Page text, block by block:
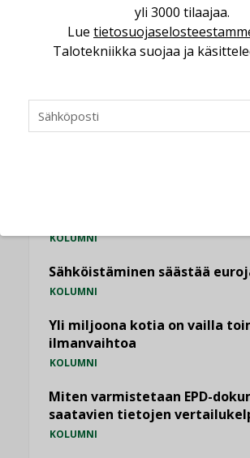
LEHDEN ARTIKKELIT ,TILAAJILLE
KATSO KAIKKI
KOLUMNI
Sähköistäminen säästää
KOLUMNI
Yli miljoona kotia on vailla
ilmanvaihtoa
KOLUMNI
Miten varmistetaan EPD-
saatavien tietojen
KOLUMNI
yli 3000 tilaajaa.
Lue
Talotekniikka suojaa ja